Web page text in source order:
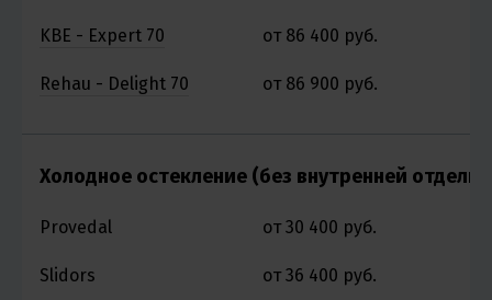
KBE - Expert 70 от 86 400 руб.
Rehau - Delight 70 от 86 900 руб.
Холодное остекление (без внутренней
Provedal от 30 400 руб.
Slidors от 36 400 руб.